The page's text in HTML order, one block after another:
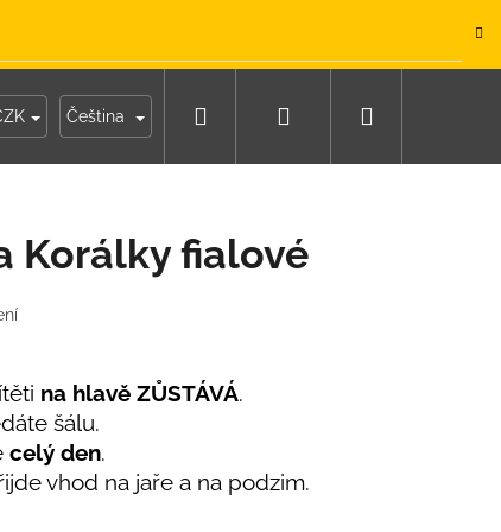
Moje objednávka
Čeština Hledat Přihlášení
Korálky fialové
na hlavě ZŮSTÁVÁ.
šálu.
celý den.
vhod na jaře a na podzim.